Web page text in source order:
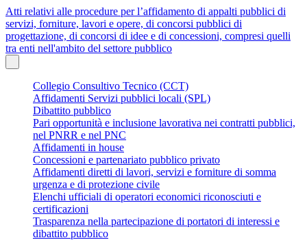
Atti relativi alle procedure per l’affidamento di appalti pubblici di
servizi, forniture, lavori e opere, di concorsi pubblici di
progettazione, di concorsi di idee e di concessioni, compresi quelli
tra enti nell'ambito del settore pubblico
Collegio Consultivo Tecnico (CCT)
Affidamenti Servizi pubblici locali (SPL)
Dibattito pubblico
Pari opportunità e inclusione lavorativa nei contratti pubblici,
nel PNRR e nel PNC
Affidamenti in house
Concessioni e partenariato pubblico privato
Affidamenti diretti di lavori, servizi e forniture di somma
urgenza e di protezione civile
Elenchi ufficiali di operatori economici riconosciuti e
certificazioni
Trasparenza nella partecipazione di portatori di interessi e
dibattito pubblico